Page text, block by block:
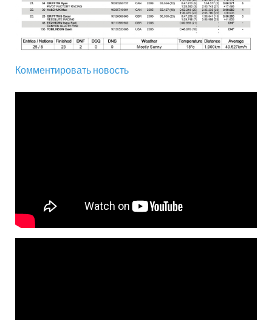
Комментировать новость